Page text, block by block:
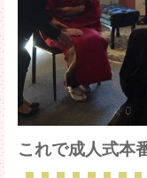
これで成人式本